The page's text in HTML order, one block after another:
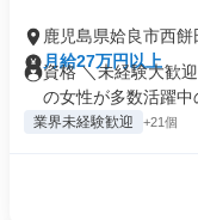
鹿児島県姶良市西餅
月給27万円以上
資格 ＼未経験大歓
の女性が多数活躍中
業界未経験歓迎 +21個